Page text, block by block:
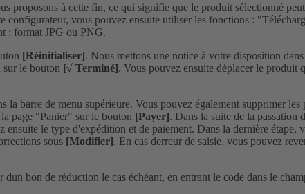
à cette fin, ce qui signifie que le produit sélectionné peut
vous pouvez ensuite utiliser les fonctions :
: format JPG ou PNG.
[Réinitialiser]. Nous mettons une notice à votre disposition
sur le bouton [√ Terminé]. Vous pouvez ensuite déplacer le produit
barre de menu supérieure. Vous pouvez également supprimer
page "Panier" sur le bouton [Payer]. Dans la suite de la passation
le type d'expédition et de paiement. Dans la dernière étape,
sous [Modifier]. En cas derreur de saisie, vous pouvez
bon de réduction le cas échéant, en entrant le code dans le